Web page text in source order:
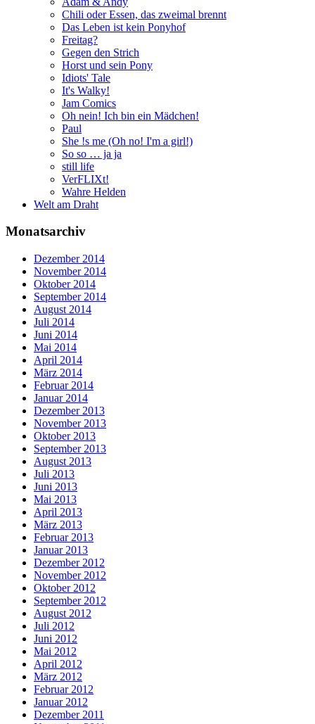
Chili oder Essen, das zweimal brennt
Das Leben ist kein Ponyhof
Freitag?
Gegen den Strich
Horst und sein Pony
Idiots' Tale
It's Walky!
Jam Comics
Oh nein! Ich bin ein Mädchen!
Paul
She !s me (Oh no! I'm a girl!)
So so … ja ja
still life
VerFLIXt!
Wahre Helden
Welt am Draht
Monatsarchiv
Dezember 2014
November 2014
Oktober 2014
September 2014
August 2014
Juli 2014
Juni 2014
Mai 2014
April 2014
März 2014
Februar 2014
Januar 2014
Dezember 2013
November 2013
Oktober 2013
September 2013
August 2013
Juli 2013
Juni 2013
Mai 2013
April 2013
März 2013
Februar 2013
Januar 2013
Dezember 2012
November 2012
Oktober 2012
September 2012
August 2012
Juli 2012
Juni 2012
Mai 2012
April 2012
März 2012
Februar 2012
Januar 2012
Dezember 2011